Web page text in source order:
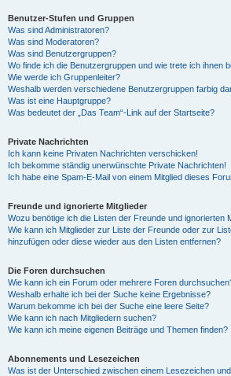
Benutzer-Stufen und Gruppen
Was sind Administratoren?
Was sind Moderatoren?
Was sind Benutzergruppen?
Wo finde ich die Benutzergruppen und wie trete ich ihnen
Wie werde ich Gruppenleiter?
Weshalb werden verschiedene Benutzergruppen farbig
Was ist eine Hauptgruppe?
Was bedeutet der „Das Team“-Link auf der Startseite?
Private Nachrichten
Ich kann keine Privaten Nachrichten verschicken!
Ich bekomme ständig unerwünschte Private Nachrichten!
Ich habe eine Spam-E-Mail von einem Mitglied dieses
Freunde und ignorierte Mitglieder
Wozu benötige ich die Listen der Freunde und ignorierten
Wie kann ich Mitglieder zur Liste der Freunde oder zur
hinzufügen oder diese wieder aus den Listen entfernen?
Die Foren durchsuchen
Wie kann ich ein Forum oder mehrere Foren
Weshalb erhalte ich bei der Suche keine Ergebnisse?
Warum bekomme ich bei der Suche eine leere Seite?
Wie kann ich nach Mitgliedern suchen?
Wie kann ich meine eigenen Beiträge und Themen finden?
Abonnements und Lesezeichen
Was ist der Unterschied zwischen einem Lesezeichen